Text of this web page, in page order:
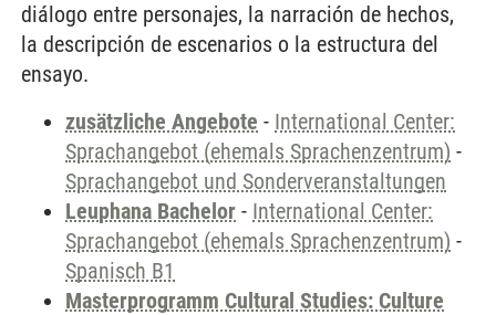
diálogo entre personajes, la narración de hechos,
la descripción de escenarios o la estructura del
ensayo.
zusätzliche Angebote - International Center:
Sprachangebot (ehemals Sprachenzentrum) -
Sprachangebot und Sonderveranstaltungen
Leuphana Bachelor - International Center:
Sprachangebot (ehemals Sprachenzentrum) -
Spanisch B1
Masterprogramm Cultural Studies: Culture